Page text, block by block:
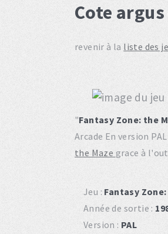
Cote
revenir à la liste des
"Fantasy Zone: the
Arcade En version
the Maze grace à
Jeu : Fantasy
Année de sortie :
Version : PAL